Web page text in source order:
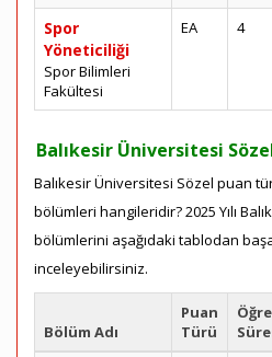
Spor
Yöneticiliği
Spor Bilimleri
Fakültesi
EA 4
Balıkesir Üniversitesi
Balıkesir Üniversitesi Sözel puan
bölümleri hangileridir? 2025 Yılı
bölümlerini aşağıdaki tablodan
inceleyebilirsiniz.
Bölüm Adı
Puan
Türü